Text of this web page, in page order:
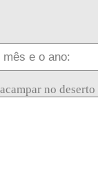
no